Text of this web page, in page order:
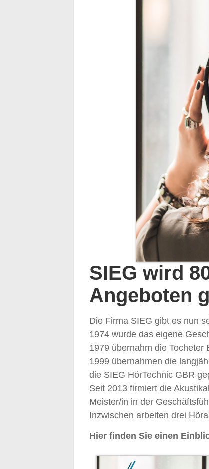
SIEG wird
Angeboten
Die Firma SIEG gibt es nun
1974 wurde das eigene
1979 übernahm die Tocheter
1999 übernahmen die
die SIEG HörTechnic GBR
Seit 2013 firmiert die
Meister/in in der
Inzwischen arbeiten drei
Hier finden Sie einen